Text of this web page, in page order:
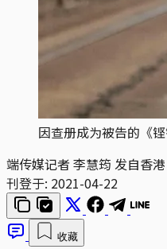
因查册成为被告的《
端传媒记者 李慧筠 发自香港
刊登于: 2021-04-22
收藏